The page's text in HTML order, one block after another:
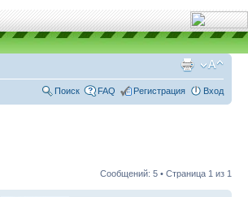
Поиск FAQ Регистрация Вход
Сообщений: 5 • Страница 1 из 1